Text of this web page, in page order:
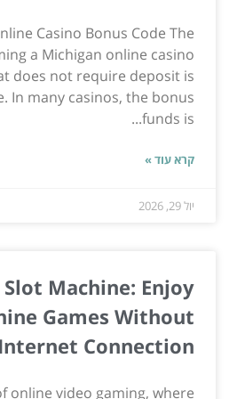
Casino Bonus Code The
a Michigan online casino
does not require deposit is
In many casinos, the bonus
funds is...
קרא עוד »
יול 29, 2026
Machine: Enjoy
Games Without
Connection
online video gaming, where